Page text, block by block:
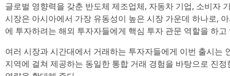
글로벌 영향력을 갖춘 반도체 제조업체, 자동차 기업, 소비자
시장은 아시아에서 가장 유동성이 높은 시장 가운데 하나로,
에 투자하려는 해외 투자자들에게 핵심 투자 관문 역할을 하고
여러 시장과 시간대에서 거래하는 투자자들에게 이번 출시는
지역에 걸쳐 제공하는 동일한 통합 거래 경험을 바탕으로 진